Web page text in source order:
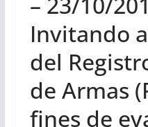
Invitando
del
de Armas
fines de